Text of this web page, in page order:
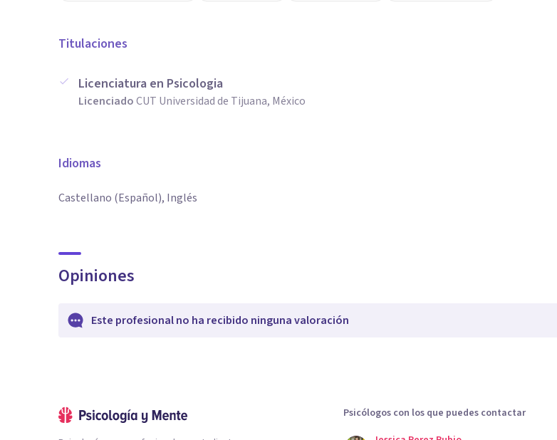
Titulaciones
Licenciatura en Psicologia
LicenciadoCUT Universidad de Tijuana, México
Idiomas
Castellano (Español), Inglés
Opiniones
Este profesional no ha recibido ninguna valoración
Psicólogos con los que puedes contactar